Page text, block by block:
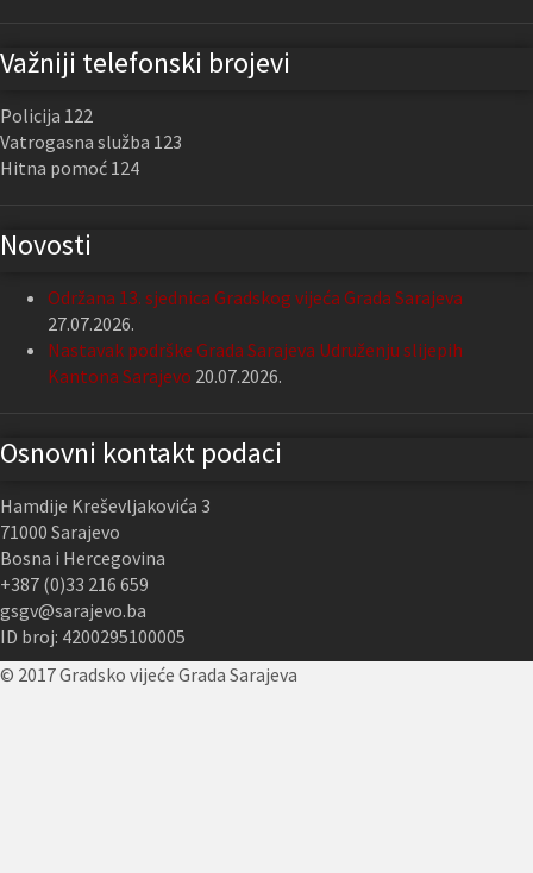
Važniji telefonski brojevi
Policija 122
Vatrogasna služba 123
Hitna pomoć 124
Novosti
Održana 13. sjednica Gradskog vijeća Grada Sarajeva
27.07.2026.
Nastavak podrške Grada Sarajeva Udruženju slijepih
Kantona Sarajevo 20.07.2026.
Osnovni kontakt podaci
Hamdije Kreševljakovića 3
71000 Sarajevo
Bosna i Hercegovina
+387 (0)33 216 659
gsgv@sarajevo.ba
ID broj: 4200295100005
© 2017 Gradsko vijeće Grada Sarajeva